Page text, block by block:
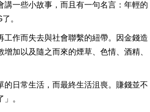
一些小故事，而且有一句名言：年輕的
。
作而失去與社會聯繫的紐帶。因金錢造
加以及隨之而來的煙草、色情、酒精、
日常生活，而最終生活沮喪。賺錢並不
。